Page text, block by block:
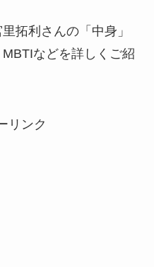
拓利さんの「中身」
などを詳しくご紹
リンク